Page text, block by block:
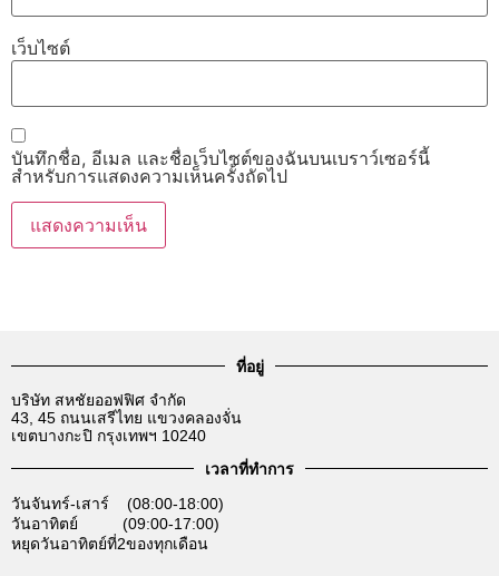
เว็บไซต์
บันทึกชื่อ, อีเมล และชื่อเว็บไซต์ของฉันบนเบราว์เซอร์นี้
สำหรับการแสดงความเห็นครั้งถัดไป
ที่อยู่
บริษัท สหชัยออฟฟิศ จำกัด
43, 45 ถนนเสรีไทย แขวงคลองจั่น
เขตบางกะปิ กรุงเทพฯ 10240
เวลาที่ทำการ
วันจันทร์-เสาร์ (08:00-18:00)
วันอาทิตย์ (09:00-17:00)
หยุดวันอาทิตย์ที่2ของทุกเดือน